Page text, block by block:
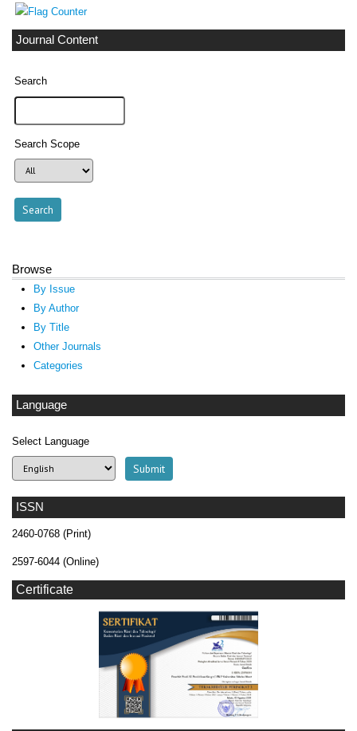
ISSN
2460-0768 (Print)
2597-6044 (Online)
Certificate
Journal Content
Search
Search Scope
Browse
By Issue
By Author
By Title
Other Journals
Categories
Language
Select Language